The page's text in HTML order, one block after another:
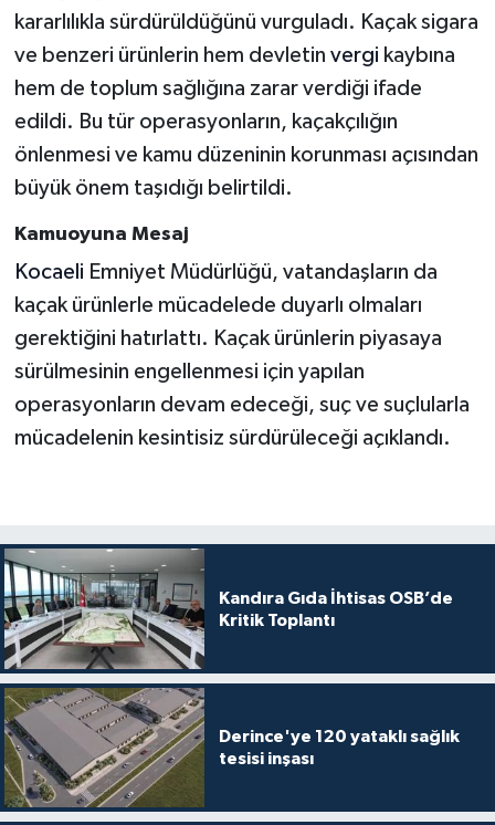
kararlılıkla sürdürüldüğünü vurguladı. Kaçak sigara
ve benzeri ürünlerin hem devletin vergi kaybına
hem de toplum sağlığına zarar verdiği ifade
edildi. Bu tür operasyonların, kaçakçılığın
önlenmesi ve kamu düzeninin korunması açısından
büyük önem taşıdığı belirtildi.
Kamuoyuna Mesaj
Kocaeli Emniyet Müdürlüğü, vatandaşların da
kaçak ürünlerle mücadelede duyarlı olmaları
gerektiğini hatırlattı. Kaçak ürünlerin piyasaya
sürülmesinin engellenmesi için yapılan
operasyonların devam edeceği, suç ve suçlularla
mücadelenin kesintisiz sürdürüleceği açıklandı.
Kandıra Gıda İhtisas OSB’de
Kritik Toplantı
Derince'ye 120 yataklı sağlık
tesisi inşası